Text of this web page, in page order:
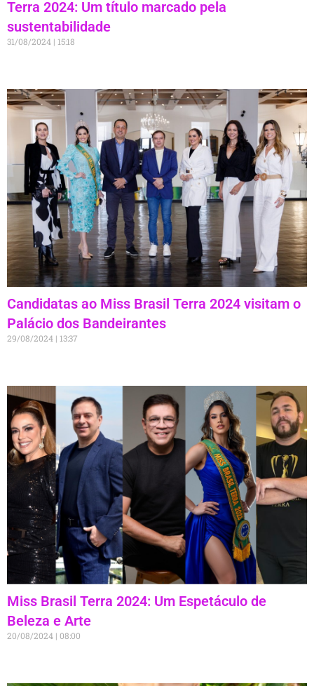
Terra 2024: Um título marcado pela
sustentabilidade
31/08/2024 15:18
Candidatas ao Miss Brasil Terra 2024 visitam o
Palácio dos Bandeirantes
29/08/2024 13:37
Miss Brasil Terra 2024: Um Espetáculo de
Beleza e Arte
20/08/2024 08:00